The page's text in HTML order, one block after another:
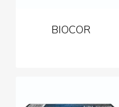
BIOCOR